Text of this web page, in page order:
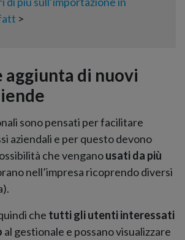
>
aggiunta di nuovi
sono pensati per facilitare
aziendali e per questo devono
che venganousati da più
nell’impresa ricoprendo diversi
che tutti gli utenti interessati
al gestionale e possano visualizzare